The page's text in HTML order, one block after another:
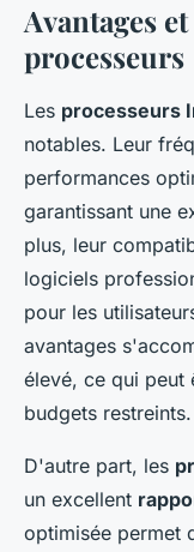
Avantages
processeurs
Les processeurs
notables. Leur
performances
garantissant une
plus, leur
logiciels
pour les
avantages
élevé, ce qui peut
budgets restreints.
D'autre part, les
un excellent
optimisée permet